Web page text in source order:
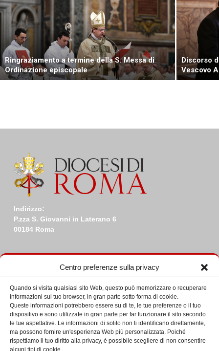
Centro preferenze sulla privacy
Quando si visita qualsiasi sito Web, questo può memorizzare o recuperare
informazioni sul tuo browser, in gran parte sotto forma di cookie.
Queste informazioni potrebbero essere su di te, le tue preferenze o il tuo
dispositivo e sono utilizzate in gran parte per far funzionare il sito secondo
le tue aspettative. Le informazioni di solito non ti identificano direttamente,
ma possono fornire un'esperienza Web più personalizzata. Poiché
rispettiamo il tuo diritto alla privacy, è possibile scegliere di non consentire
alcuni tipi di cookie.
Ringraziamento a termine della S. Messa di
Ordinazione episcopale
Discorso
Vescovo
Indirizzo:
P.zza S. Giovanni in Laterano 6
00184 Roma
Ultime da Facebook